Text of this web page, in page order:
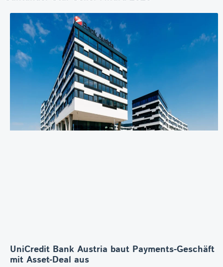
UniCredit Bank Austria baut Payments-Geschäft
mit Asset-Deal aus